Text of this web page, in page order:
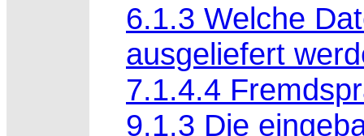
6.1.3 Welche
ausgeliefert
7.1.4.4
9.1.3 Die